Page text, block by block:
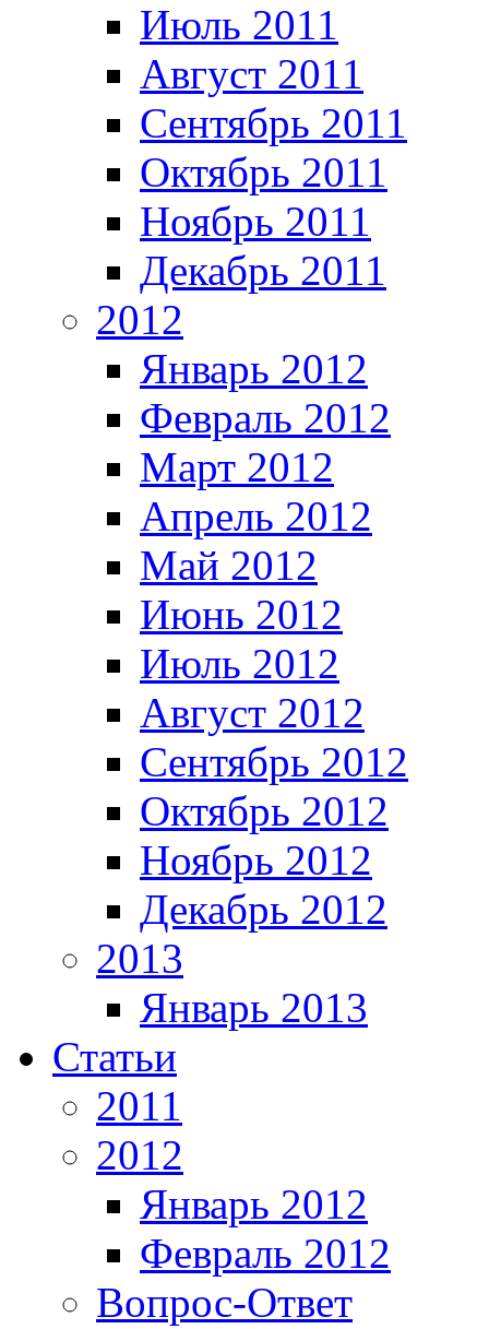
Июль 2011
Август 2011
Сентябрь 2011
Октябрь 2011
Ноябрь 2011
Декабрь 2011
2012
Январь 2012
Февраль 2012
Март 2012
Апрель 2012
Май 2012
Июнь 2012
Июль 2012
Август 2012
Сентябрь 2012
Октябрь 2012
Ноябрь 2012
Декабрь 2012
2013
Январь 2013
Статьи
2011
2012
Январь 2012
Февраль 2012
Вопрос-Ответ